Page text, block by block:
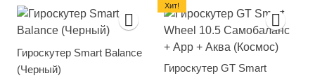
Гироскутер Smart Balance
(Черный)
Гироскутер GT Smart
Хит!